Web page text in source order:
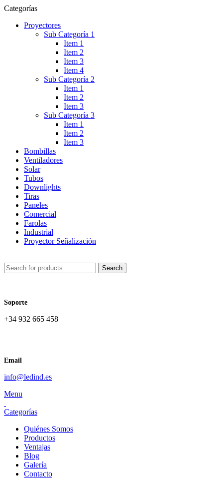
Categorías
Proyectores
Sub Categoría 1
Item 1
Item 2
Item 3
Item 4
Sub Categoría 2
Item 1
Item 2
Item 3
Sub Categoría 3
Item 1
Item 2
Item 3
Bombillas
Ventiladores
Solar
Tubos
Downlights
Tiras
Paneles
Comercial
Farolas
Industrial
Proyector Señalización
Search
Soporte
+34 932 665 458‬
Email
info@ledind.es
Menu
Categorías
Quiénes Somos
Productos
Ventajas
Blog
Galería
Contacto